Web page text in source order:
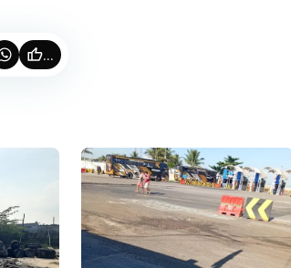
...